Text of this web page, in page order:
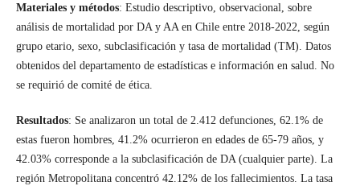
Materiales y métodos: Estudio descriptivo, observacional, sobre
análisis de mortalidad por DA y AA en Chile entre 2018-2022, según
grupo etario, sexo, subclasificación y tasa de mortalidad (TM). Datos
obtenidos del departamento de estadísticas e información en salud. No
se requirió de comité de ética.
Resultados: Se analizaron un total de 2.412 defunciones, 62.1% de
estas fueron hombres, 41.2% ocurrieron en edades de 65-79 años, y
42.03% corresponde a la subclasificación de DA (cualquier parte). La
región Metropolitana concentró 42.12% de los fallecimientos. La tasa